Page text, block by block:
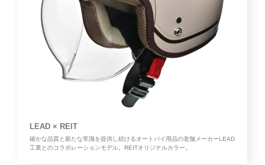
LEAD × REIT
確かな品質と新たな常識を提供し続けるオートバイ用品の老舗メーカーLEAD
工業とのコラボレーションモデル。REITオリジナルカラー。